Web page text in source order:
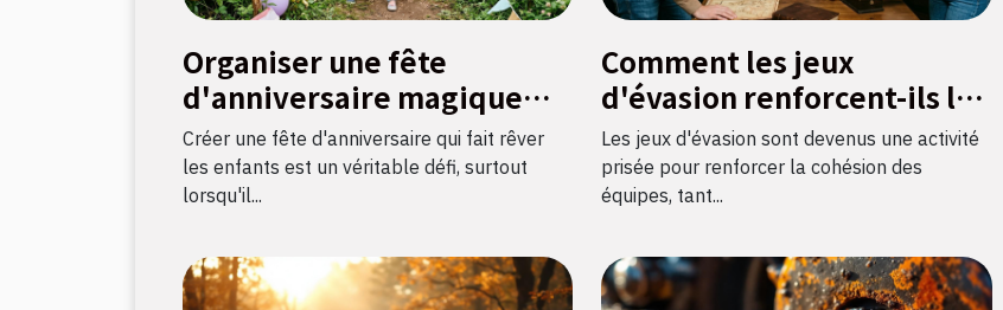
Organiser une fête
d'anniversaire magique
avec une chasse au trésor
sur le thème licorne
Créer une fête d'anniversaire qui fait rêver
les enfants est un véritable défi, surtout
lorsqu'il...
Comment les jeux
d'évasion renforcent-ils les
liens d'équipe ?
Les jeux d'évasion sont devenus une activité
prisée pour renforcer la cohésion des
équipes, tant...